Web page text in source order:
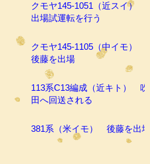
クモヤ145-1051（近スイ）
出場試運転を行う
クモヤ145-1105（中イモ）
後藤を出場
113系C13編成（近キト） 吹
田へ回送される
381系（米イモ） 後藤を出場